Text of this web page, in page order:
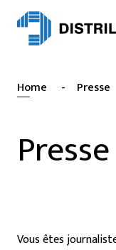
Home - Presse
Presse
Vous êtes